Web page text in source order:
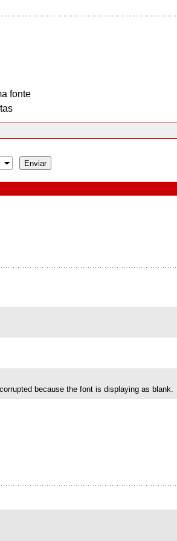
fonte
because the font is displaying as blank.